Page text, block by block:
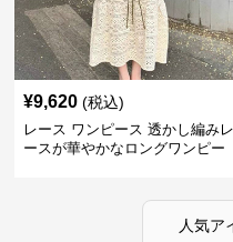
¥9,620 (税込)
レース ワンピース 透かし編みレ
ースが華やかなロングワンピー
人気ア